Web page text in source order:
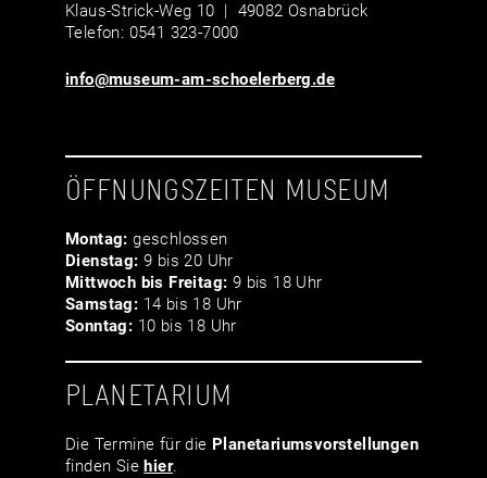
Klaus-Strick-Weg 10 | 49082 Osnabrück
Telefon: 0541 323-7000
info@museum-am-schoelerberg.de
ÖFFNUNGSZEITEN MUSEUM
Montag: geschlossen
Dienstag: 9 bis 20 Uhr
Mittwoch bis Freitag: 9 bis 18 Uhr
Samstag: 14 bis 18 Uhr
Sonntag: 10 bis 18 Uhr
PLANETARIUM
Die Termine für die Planetariumsvor­stellungen
finden Siehier.